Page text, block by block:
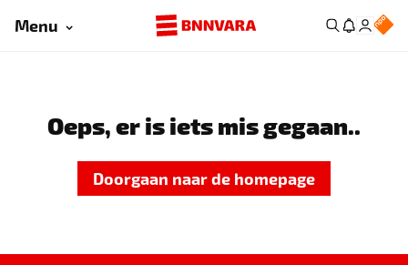
Menu
Oeps, er is iets mis gegaan..
Doorgaan naar de homepage